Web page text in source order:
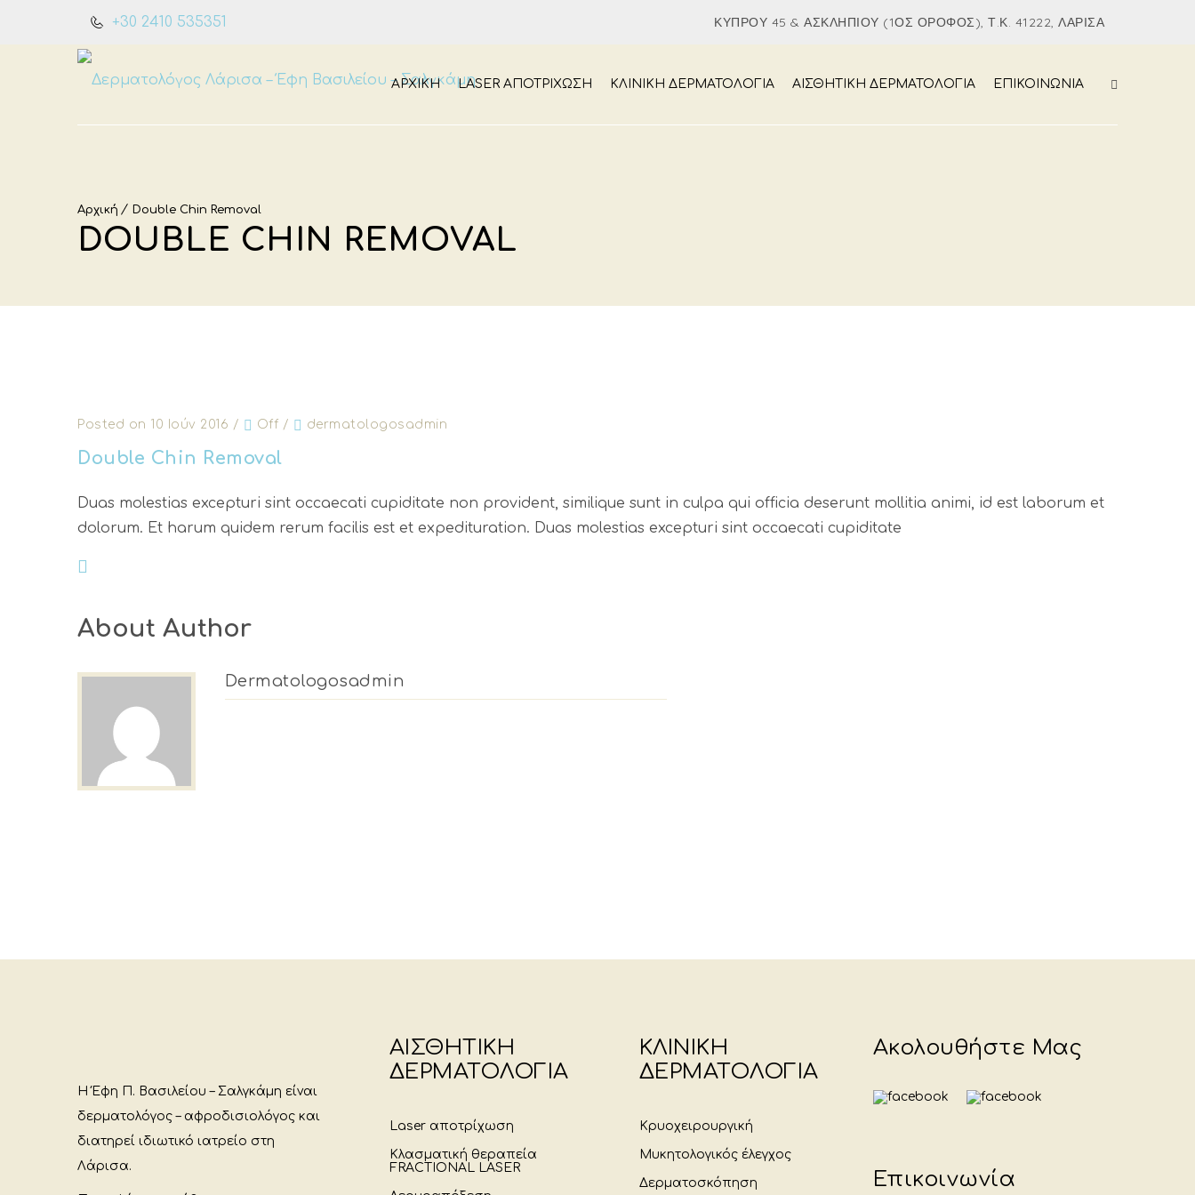
+30 2410 535351 ΚΎΠΡΟΥ 45 & ΑΣΚΛΗΠΙΟΎ (1ΟΣ ΌΡΟΦΟΣ), Τ.Κ. 41222, ΛΆΡΙΣΑ
ΑΡΧΙΚΉ LASER ΑΠΟΤΡΙΧΩΣΗ ΚΛΙΝΙΚΗ ΔΕΡΜΑΤΟΛΟΓΙΑ ΑΙΣΘΗΤΙΚΗ ΔΕΡΜΑΤΟΛΟΓΙΑ ΕΠΙΚΟΙΝΩΝΙΑ
Αρχική Double Chin Removal
DOUBLE CHIN REMOVAL
Posted on 10 Ιούν 2016 / Off / dermatologosadmin
Double Chin Removal
Duas molestias excepturi sint occaecati cupiditate non provident, similique sunt in culpa qui officia deserunt mollitia animi, id est laborum et
dolorum. Et harum quidem rerum facilis est et expedituration. Duas molestias excepturi sint occaecati cupiditate
About Author
Dermatologosadmin
Η Έφη Π. Βασιλείου – Σαλγκάμη είναι
δερματολόγος – αφροδισιολόγος και
διατηρεί ιδιωτικό ιατρείο στη
Λάρισα.
ΑΙΣΘΗΤΙΚΗ
ΔΕΡΜΑΤΟΛΟΓΙΑ
Laser αποτρίχωση
Κλασματική θεραπεία
FRACTIONAL LASER
ΚΛΙΝΙΚΗ
ΔΕΡΜΑΤΟΛΟΓΙΑ
Κρυοχειρουργική
Μυκητολογικός έλεγχος
Δερματοσκόπηση
Ακολουθήστε Μας
Επικοινωνία